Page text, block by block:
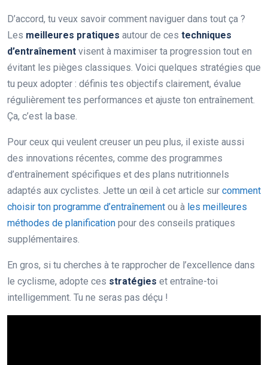
D’accord, tu veux savoir comment naviguer dans tout ça ?
Les meilleures pratiques autour de ces techniques
d’entraînement visent à maximiser ta progression tout en
évitant les pièges classiques. Voici quelques stratégies que
tu peux adopter : définis tes objectifs clairement, évalue
régulièrement tes performances et ajuste ton entraînement.
Ça, c’est la base.
Pour ceux qui veulent creuser un peu plus, il existe aussi
des innovations récentes, comme des programmes
d’entraînement spécifiques et des plans nutritionnels
adaptés aux cyclistes. Jette un œil à cet article sur comment
choisir ton programme d’entraînement ou à les meilleures
méthodes de planification pour des conseils pratiques
supplémentaires.
En gros, si tu cherches à te rapprocher de l’excellence dans
le cyclisme, adopte ces stratégies et entraîne-toi
intelligemment. Tu ne seras pas déçu !